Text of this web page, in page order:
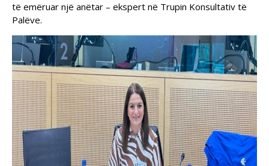
të emëruar një anëtar – ekspert në Trupin Konsultativ të
Palëve.